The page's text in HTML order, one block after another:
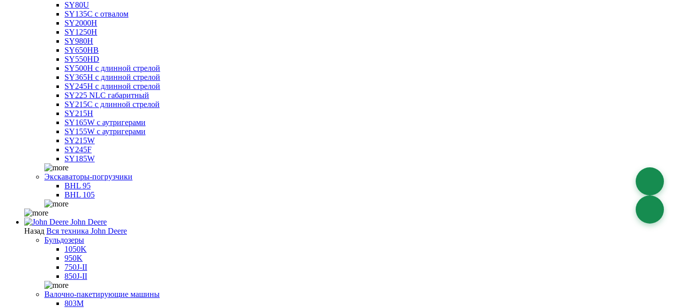
SY80U
SY135C с отвалом
SY2000H
SY1250H
SY980H
SY650HB
SY550HD
SY500H с длинной стрелой
SY365H с длинной стрелой
SY245H с длинной стрелой
SY225 NLC габаритный
SY215C с длинной стрелой
SY215H
SY165W с аутригерами
SY155W с аутригерами
SY215W
SY245F
SY185W
Экскаваторы-погрузчики
BHL 95
BHL 105
John Deere
Назад Вся техника John Deere
Бульдозеры
1050K
950K
750J-II
850J-II
Валочно-пакетирующие машины
803M